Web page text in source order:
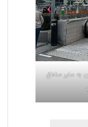
به سایر مناطق